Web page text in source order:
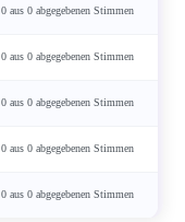
0 aus 0 abgegebenen Stimmen
0 aus 0 abgegebenen Stimmen
0 aus 0 abgegebenen Stimmen
0 aus 0 abgegebenen Stimmen
0 aus 0 abgegebenen Stimmen